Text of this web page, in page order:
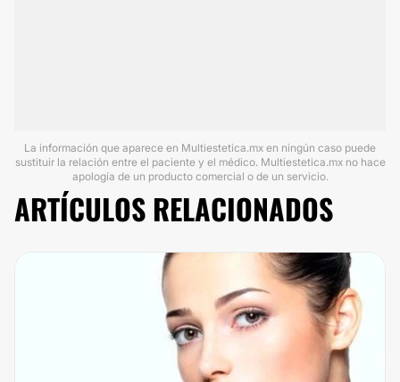
La información que aparece en Multiestetica.mx en ningún caso puede
sustituir la relación entre el paciente y el médico. Multiestetica.mx no hace
apología de un producto comercial o de un servicio.
ARTÍCULOS RELACIONADOS